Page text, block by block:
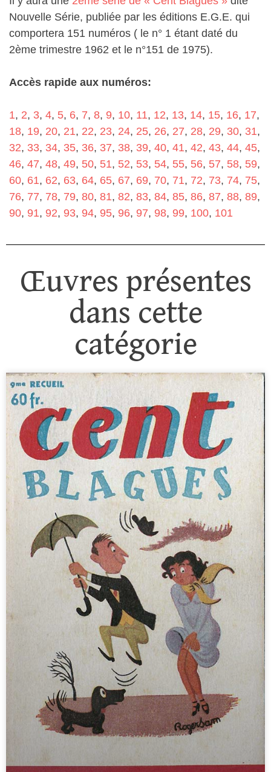
Nouvelle Série, publiée par les éditions E.G.E. qui
comportera 151 numéros ( le n° 1 étant daté du
2ème trimestre 1962 et le n°151 de 1975).
Accès rapide aux numéros:
1, 2, 3, 4, 5, 6, 7, 8, 9, 10, 11, 12, 13, 14, 15, 16, 17,
18, 19, 20, 21, 22, 23, 24, 25, 26, 27, 28, 29, 30, 31,
32, 33, 34, 35, 36, 37, 38, 39, 40, 41, 42, 43, 44, 45,
46, 47, 48, 49, 50, 51, 52, 53, 54, 55, 56, 57, 58, 59,
60, 61, 62, 63, 64, 65, 67, 69, 70, 71, 72, 73, 74, 75,
76, 77, 78, 79, 80, 81, 82, 83, 84, 85, 86, 87, 88, 89,
90, 91, 92, 93, 94, 95, 96, 97, 98, 99, 100, 101
Œuvres présentes
dans cette
catégorie